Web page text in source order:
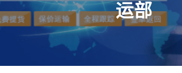
运部